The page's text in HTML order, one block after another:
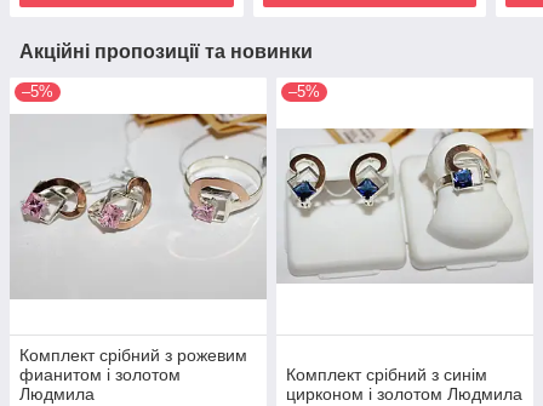
Акційні пропозиції та новинки
–5%
Комплект срібний з рожевим
фианитом і золотом
Людмила
–5%
Комплект срібний з синім
цирконом і золотом Людмила